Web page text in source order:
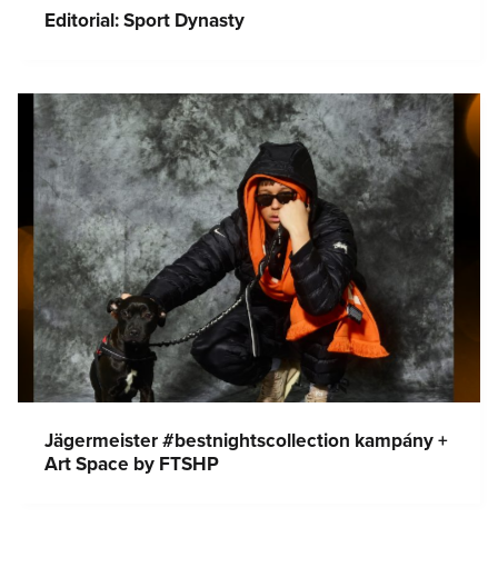
Editorial: Sport Dynasty
Jägermeister #bestnightscollection kampány +
Art Space by FTSHP